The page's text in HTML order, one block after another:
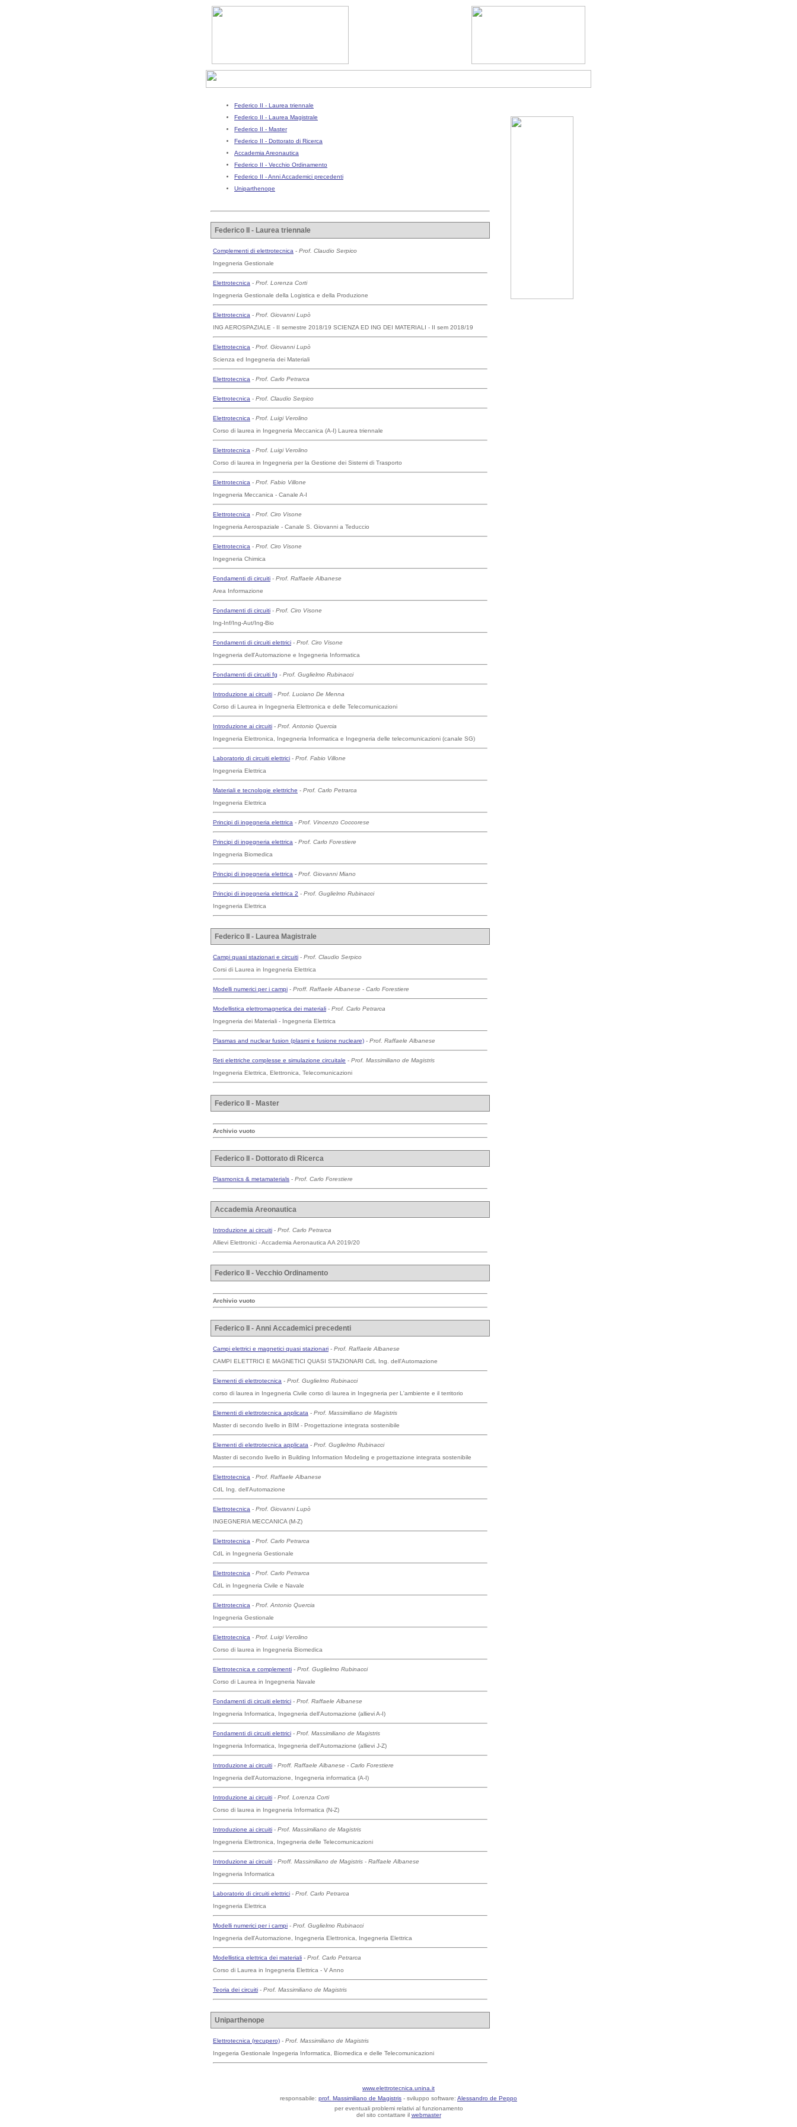
Federico II - Laurea triennale
Federico II - Laurea Magistrale
Federico II - Master
Federico II - Dottorato di Ricerca
Accademia Areonautica
Federico II - Vecchio Ordinamento
Federico II - Anni Accademici precedenti
Uniparthenope
Federico II - Laurea triennale
Complementi di elettrotecnica - Prof. Claudio Serpico
Ingegneria Gestionale
Elettrotecnica - Prof. Lorenza Corti
Ingegneria Gestionale della Logistica e della Produzione
Elettrotecnica - Prof. Giovanni Lupò
ING AEROSPAZIALE - II semestre 2018/19 SCIENZA ED ING DEI MATERIALI - II sem 2018/19
Elettrotecnica - Prof. Giovanni Lupò
Scienza ed Ingegneria dei Materiali
Elettrotecnica - Prof. Carlo Petrarca
Elettrotecnica - Prof. Claudio Serpico
Elettrotecnica - Prof. Luigi Verolino
Corso di laurea in Ingegneria Meccanica (A-I) Laurea triennale
Elettrotecnica - Prof. Luigi Verolino
Corso di laurea in Ingegneria per la Gestione dei Sistemi di Trasporto
Elettrotecnica - Prof. Fabio Villone
Ingegneria Meccanica - Canale A-I
Elettrotecnica - Prof. Ciro Visone
Ingegneria Aerospaziale - Canale S. Giovanni a Teduccio
Elettrotecnica - Prof. Ciro Visone
Ingegneria Chimica
Fondamenti di circuiti - Prof. Raffaele Albanese
Area Informazione
Fondamenti di circuiti - Prof. Ciro Visone
Ing-Inf/Ing-Aut/Ing-Bio
Fondamenti di circuiti elettrici - Prof. Ciro Visone
Ingegneria dell'Automazione e Ingegneria Informatica
Fondamenti di circuiti fg - Prof. Guglielmo Rubinacci
Introduzione ai circuiti - Prof. Luciano De Menna
Corso di Laurea in Ingegneria Elettronica e delle Telecomunicazioni
Introduzione ai circuiti - Prof. Antonio Quercia
Ingegneria Elettronica, Ingegneria Informatica e Ingegneria delle telecomunicazioni (canale SG)
Laboratorio di circuiti elettrici - Prof. Fabio Villone
Ingegneria Elettrica
Materiali e tecnologie elettriche - Prof. Carlo Petrarca
Ingegneria Elettrica
Principi di ingegneria elettrica - Prof. Vincenzo Coccorese
Principi di ingegneria elettrica - Prof. Carlo Forestiere
Ingegneria Biomedica
Principi di ingegneria elettrica - Prof. Giovanni Miano
Principi di ingegneria elettrica 2 - Prof. Guglielmo Rubinacci
Ingegneria Elettrica
Federico II - Laurea Magistrale
Campi quasi stazionari e circuiti - Prof. Claudio Serpico
Corsi di Laurea in Ingegneria Elettrica
Modelli numerici per i campi - Proff. Raffaele Albanese - Carlo Forestiere
Modellistica elettromagnetica dei materiali - Prof. Carlo Petrarca
Ingegneria dei Materiali - Ingegneria Elettrica
Plasmas and nuclear fusion (plasmi e fusione nucleare) - Prof. Raffaele Albanese
Reti elettriche complesse e simulazione circuitale - Prof. Massimiliano de Magistris
Ingegneria Elettrica, Elettronica, Telecomunicazioni
Federico II - Master
Archivio vuoto
Federico II - Dottorato di Ricerca
Plasmonics & metamaterials - Prof. Carlo Forestiere
Accademia Areonautica
Introduzione ai circuiti - Prof. Carlo Petrarca
Allievi Elettronici - Accademia Aeronautica AA 2019/20
Federico II - Vecchio Ordinamento
Archivio vuoto
Federico II - Anni Accademici precedenti
Campi elettrici e magnetici quasi stazionari - Prof. Raffaele Albanese
CAMPI ELETTRICI E MAGNETICI QUASI STAZIONARI CdL Ing. dell'Automazione
Elementi di elettrotecnica - Prof. Guglielmo Rubinacci
corso di laurea in Ingegneria Civile corso di laurea in Ingegneria per L'ambiente e il territorio
Elementi di elettrotecnica applicata - Prof. Massimiliano de Magistris
Master di secondo livello in BIM - Progettazione integrata sostenibile
Elementi di elettrotecnica applicata - Prof. Guglielmo Rubinacci
Master di secondo livello in Building Information Modeling e progettazione integrata sostenibile
Elettrotecnica - Prof. Raffaele Albanese
CdL Ing. dell'Automazione
Elettrotecnica - Prof. Giovanni Lupò
INGEGNERIA MECCANICA (M-Z)
Elettrotecnica - Prof. Carlo Petrarca
CdL in Ingegneria Gestionale
Elettrotecnica - Prof. Carlo Petrarca
CdL in Ingegneria Civile e Navale
Elettrotecnica - Prof. Antonio Quercia
Ingegneria Gestionale
Elettrotecnica - Prof. Luigi Verolino
Corso di laurea in Ingegneria Biomedica
Elettrotecnica e complementi - Prof. Guglielmo Rubinacci
Corso di Laurea in Ingegneria Navale
Fondamenti di circuiti elettrici - Prof. Raffaele Albanese
Ingegneria Informatica, Ingegneria dell'Automazione (allievi A-I)
Fondamenti di circuiti elettrici - Prof. Massimiliano de Magistris
Ingegneria Informatica, Ingegneria dell'Automazione (allievi J-Z)
Introduzione ai circuiti - Proff. Raffaele Albanese - Carlo Forestiere
Ingegneria dell'Automazione, Ingegneria informatica (A-I)
Introduzione ai circuiti - Prof. Lorenza Corti
Corso di laurea in Ingegneria Informatica (N-Z)
Introduzione ai circuiti - Prof. Massimiliano de Magistris
Ingegneria Elettronica, Ingegneria delle Telecomunicazioni
Introduzione ai circuiti - Proff. Massimiliano de Magistris - Raffaele Albanese
Ingegneria Informatica
Laboratorio di circuiti elettrici - Prof. Carlo Petrarca
Ingegneria Elettrica
Modelli numerici per i campi - Prof. Guglielmo Rubinacci
Ingegneria dell'Automazione, Ingegneria Elettronica, Ingegneria Elettrica
Modellistica elettrica dei materiali - Prof. Carlo Petrarca
Corso di Laurea in Ingegneria Elettrica - V Anno
Teoria dei circuiti - Prof. Massimiliano de Magistris
Uniparthenope
Elettrotecnica (recupero) - Prof. Massimiliano de Magistris
Ingegeria Gestionale Ingegeria Informatica, Biomedica e delle Telecomunicazioni
www.elettrotecnica.unina.it
responsabile: prof. Massimiliano de Magistris - sviluppo software: Alessandro de Peppo
per eventuali problemi relativi al funzionamento
del sito contattare il webmaster